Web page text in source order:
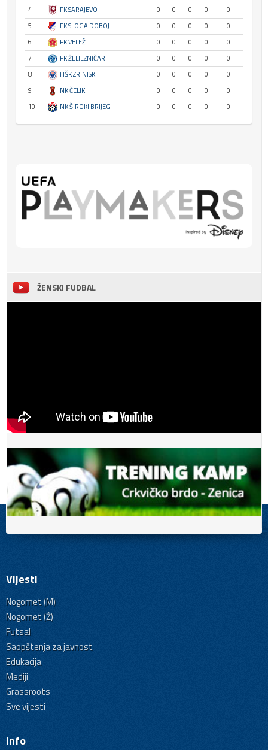
4
FK SARAJEVO 0 0 0 0
0
5
FK SLOGA DOBOJ 0 0 0 0
0
6
FK VELEŽ 0 0 0 0
0
7
FK ŽELJEZNIČAR 0 0 0 0
0
8
HŠK ZRINJSKI 0 0 0 0
0
9
NK ČELIK 0 0 0 0
0
10
NK ŠIROKI BRIJEG 0 0 0 0 0
ŽENSKI FUDBAL
Vijesti
Nogomet (M)
Nogomet (Ž)
Futsal
Saopštenja za javnost
Edukacija
Mediji
Grassroots
Sve vijesti
Info